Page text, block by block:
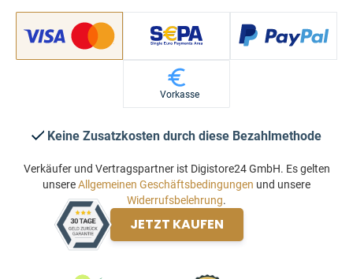
Vorkasse
Keine Zusatzkosten durch diese Bezahlmethode
Verkäufer und Vertragspartner ist Digistore24 GmbH. Es gelten
unsereAllgemeinen Geschäftsbedingungen und unsere
Widerrufsbelehrung.
JETZT KAUFEN